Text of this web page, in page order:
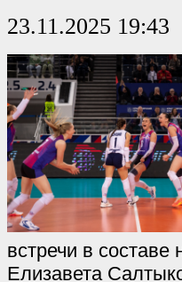
23.11.2025 19:43
встречи в
Елизавета